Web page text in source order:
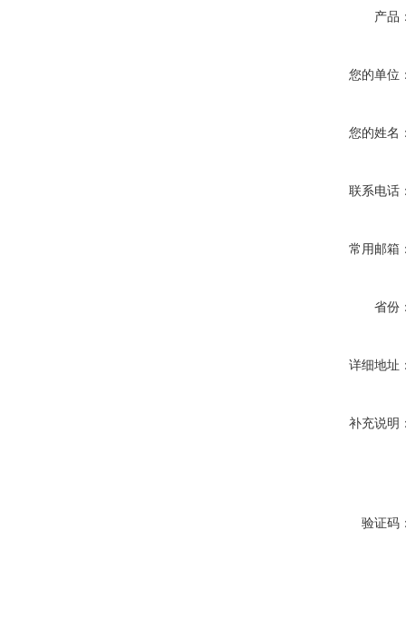
产品
您的单位
您的姓名
联系电话
常用邮箱
省份
详细地址
补充说明
验证码